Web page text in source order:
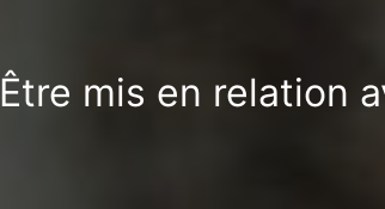
Être mis en relation